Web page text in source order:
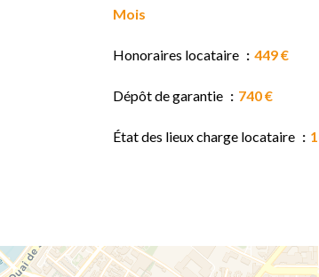
Mois
Honoraires locataire 449 €
Dépôt de garantie 740 €
État des lieux charge locataire